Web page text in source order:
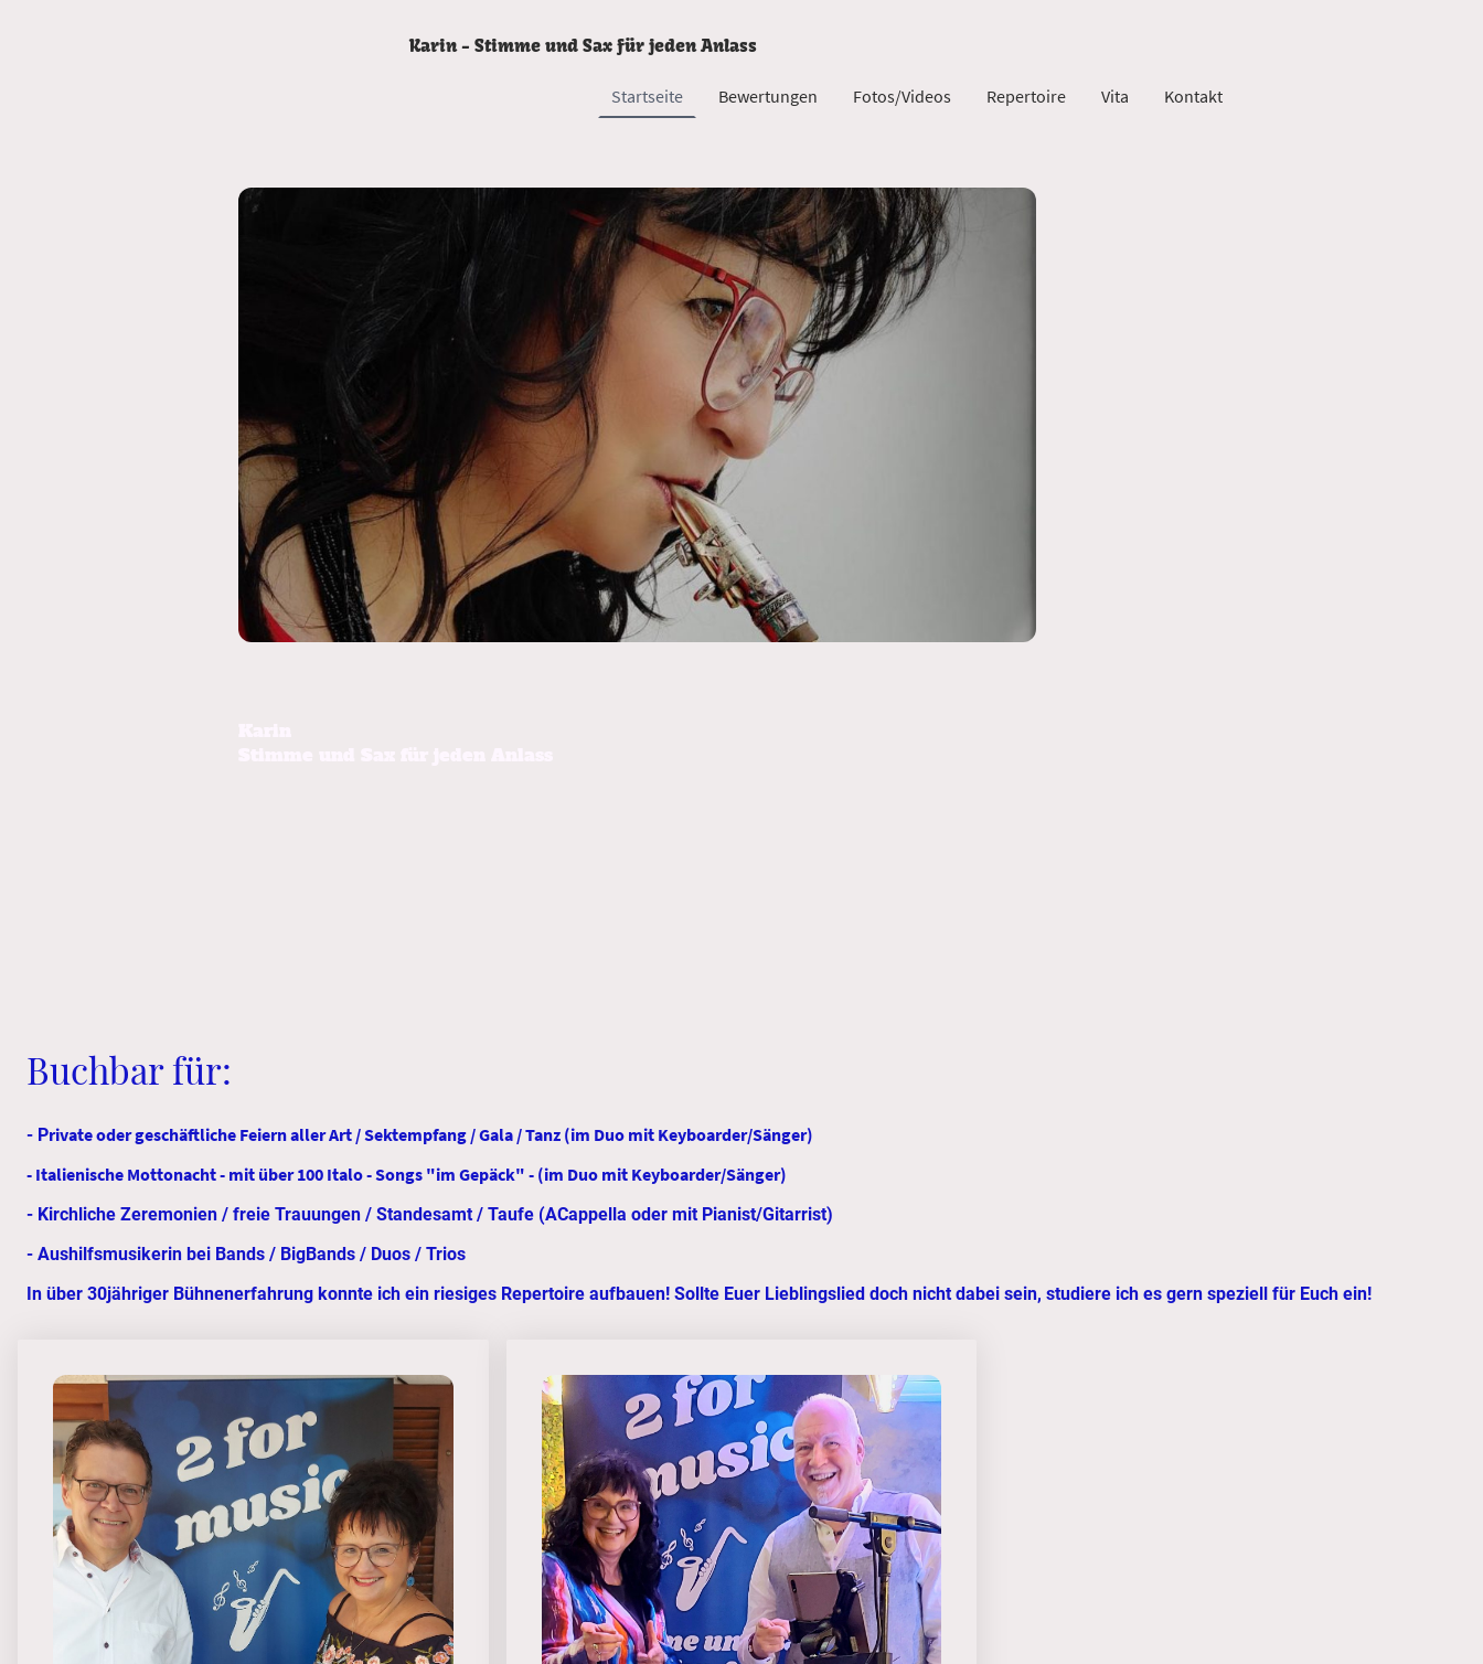
Karin - Stimme und Sax für jeden Anlass
Startseite Bewertungen Fotos/Videos Repertoire Vita Kontakt
Buchbar für:
- Private oder geschäftliche Feiern aller Art / Sektempfang / Gala / Tanz (im Duo mit Keyboarder/Sänger)
- Italienische Mottonacht - mit über 100 Italo - Songs "im Gepäck" - (im Duo mit Keyboarder/Sänger)
- Kirchliche Zeremonien / freie Trauungen / Standesamt / Taufe (ACappella oder mit Pianist/Gitarrist)
- Aushilfsmusikerin bei Bands / BigBands / Duos / Trios
In über 30jähriger Bühnenerfahrung konnte ich ein riesiges Repertoire aufbauen! Sollte Euer Lieblingslied doch nicht dabei sein, studiere ich es gern speziell für Euch ein!